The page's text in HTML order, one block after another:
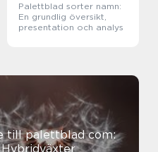
Palettblad sorter namn:
En grundlig översikt,
presentation och analys
till palettblad com: